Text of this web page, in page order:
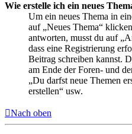
Wie erstelle ich ein neues
Um ein neues Thema in
auf „Neues Thema“
antworten, musst du auf
dass eine Registrierung
Beitrag schreiben kannst.
am Ende der Foren- und
„Du darfst neue Themen
erstellen“ usw.
Nach oben